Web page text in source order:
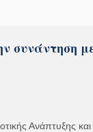
συνάντηση
Ανάπτυξης και